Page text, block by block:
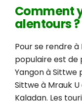
Comment
alentours ?
Pour se rendre à
populaire est de
Yangon à Sittwe
Sittwe à Mrauk
Kaladan. Les